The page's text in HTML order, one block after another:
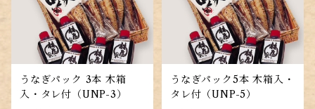
うなぎパック 3本 木箱
入・タレ付（UNP-3）
うなぎパック5本 木箱入・
タレ付（UNP-5）